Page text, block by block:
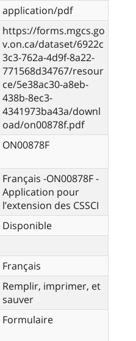
application/pdf
https://forms.mgcs.go
v.on.ca/dataset/6922c
3c3-762a-4d9f-8a22-
771568d34767/resour
ce/5e38ac30-a8eb-
438b-8ec3-
4341973ba43a/downl
oad/on00878f.pdf
ON00878F
Français -ON00878F -
Application pour
l’extension des CSSCI
Disponible
Français
Remplir, imprimer, et
sauver
Formulaire